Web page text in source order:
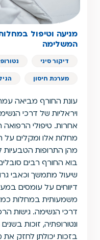
מניעה וטיפול
המשלימה
דיקור סיני
מערכת חיסון
עונת החורף מביאה
ויראליות של דרכי
אחרות. טיפולי
מחלות אלו ומקלים
מהן התרופות
בוא החורף רבים
שיעול מתמשך וכאבי
דיווחים על עומסים
משמעותית במחלות
דרכי הנשימה. גישות
ונטורופתיה, זוכות
בזכות יכולתן לחזק את